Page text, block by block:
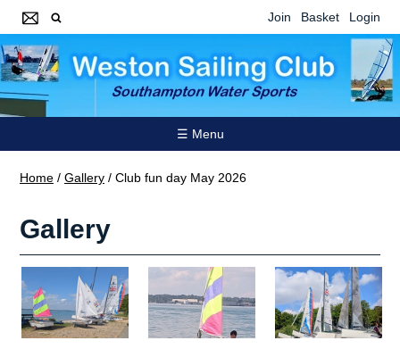
Join Basket Login
☰ Menu
Home / Gallery / Club fun day May 2026
Gallery